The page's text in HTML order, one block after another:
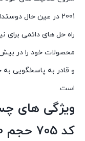
2001 در عین حال
راه حل های دائمی برای
و قادر به پاسخگویی به
است.
کد ۷۰۵ حجم ۴۰۰ میلی لیتر